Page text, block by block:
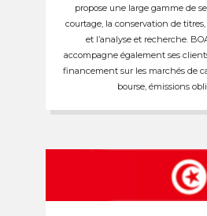
propose une large gamme de
courtage, la conservation de
et l’analyse et recherche.
accompagne également ses
financement sur les marchés de
bourse, émissions